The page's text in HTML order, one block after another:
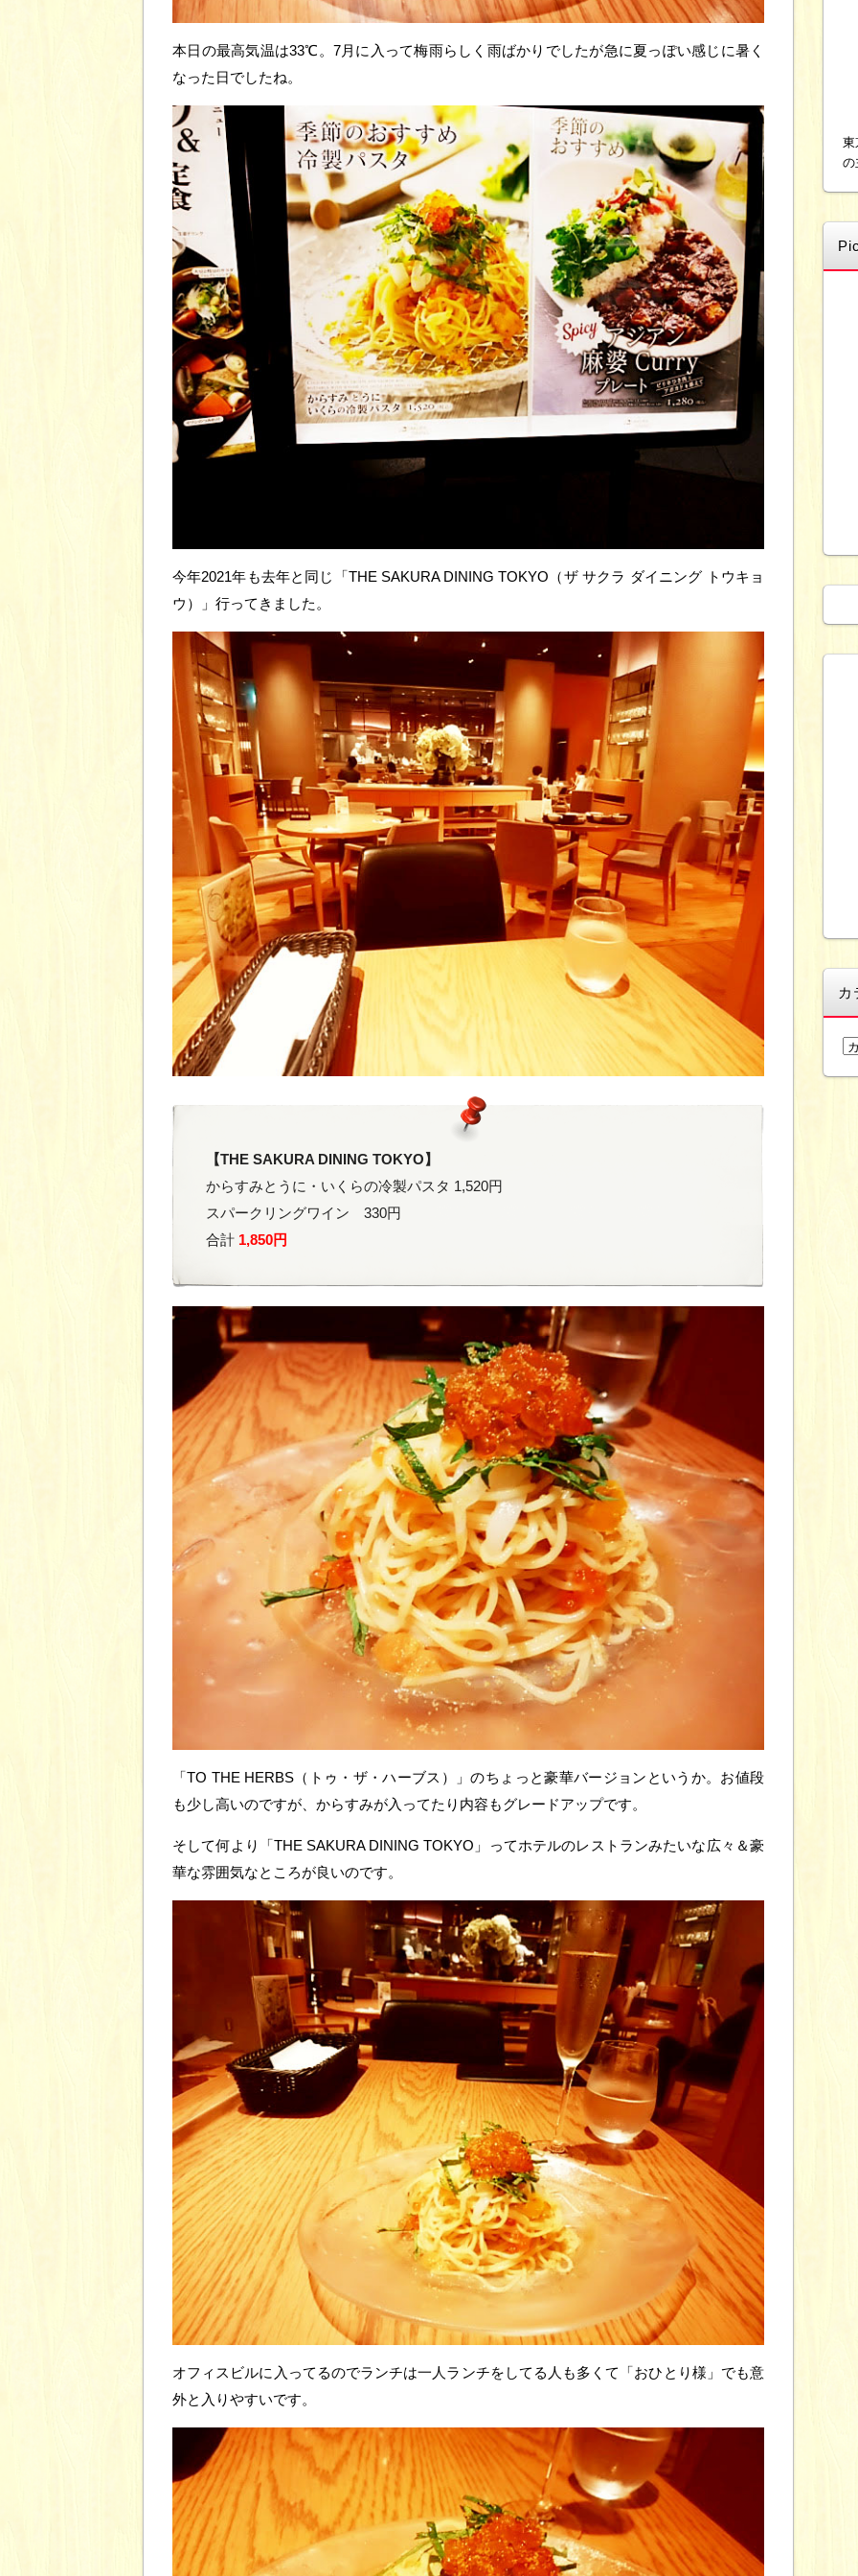
本日の最高気温は33℃。7月に入って梅雨らしく雨ばかりでしたが急に夏っぽい感じに暑く
なった日でしたね。
今年2021年も去年と同じ「THE SAKURA DINING TOKYO（ザ サクラ ダイニング トウキョ
ウ）」行ってきました。
【THE SAKURA DINING TOKYO】
からすみとうに・いくらの冷製パスタ 1,520円
スパークリングワイン 330円
合計 1,850円
「TO THE HERBS（トゥ・ザ・ハーブス）」のちょっと豪華バージョンというか。お値段
も少し高いのですが、からすみが入ってたり内容もグレードアップです。
そして何より「THE SAKURA DINING TOKYO」ってホテルのレストランみたいな広々＆豪
華な雰囲気なところが良いのです。
オフィスビルに入ってるのでランチは一人ランチをしてる人も多くて「おひとり様」でも意
外と入りやすいです。
東
の
カ
カ